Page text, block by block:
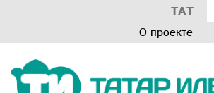
ТАТ
О проекте